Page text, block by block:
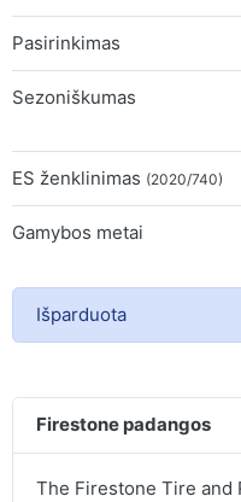
Pasirinkimas
Sezoniškumas
ES ženklinimas (2020/740)
Gamybos metai
Išparduota
Firestone padangos
The Firestone Tire and